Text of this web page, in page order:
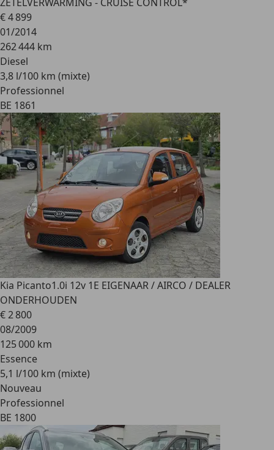
€ 4 899
01/2014
262 444 km
Diesel
3,8 l/100 km (mixte)
Professionnel
BE 1861
Kia Picanto1.0i 12v 1E EIGENAAR / AIRCO / DEALER
ONDERHOUDEN
€ 2 800
08/2009
125 000 km
Essence
5,1 l/100 km (mixte)
Nouveau
Professionnel
BE 1800